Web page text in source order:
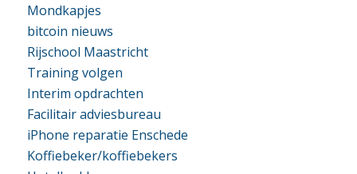
Mondkapjes
bitcoin nieuws
Rijschool Maastricht
Training volgen
Interim opdrachten
Facilitair adviesbureau
iPhone reparatie Enschede
Koffiebeker/koffiebekers